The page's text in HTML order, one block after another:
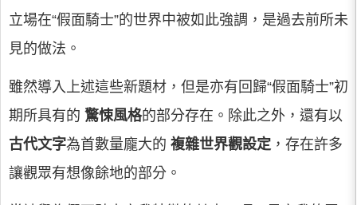
立場在“假面騎士”的世界中被如此強調，是過去前所未
見的做法。
雖然導入上述這些新題材，但是亦有回歸“假面騎士”初
期所具有的 驚悚風格的部分存在。除此之外，還有以
古代文字為首數量龐大的 複雜世界觀設定 ，存在許多
讓觀眾有想像餘地的部分。